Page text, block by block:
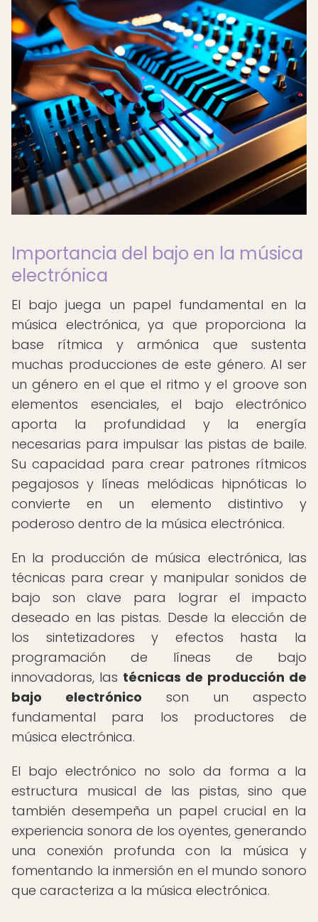
Importancia del bajo en la música
electrónica
El bajo juega un papel fundamental en la
música electrónica, ya que proporciona la
base rítmica y armónica que sustenta
muchas producciones de este género. Al ser
un género en el que el ritmo y el groove son
elementos esenciales, el bajo electrónico
aporta la profundidad y la energía
necesarias para impulsar las pistas de baile.
Su capacidad para crear patrones rítmicos
pegajosos y líneas melódicas hipnóticas lo
convierte en un elemento distintivo y
poderoso dentro de la música electrónica.
En la producción de música electrónica, las
técnicas para crear y manipular sonidos de
bajo son clave para lograr el impacto
deseado en las pistas. Desde la elección de
los sintetizadores y efectos hasta la
programación de líneas de bajo
innovadoras, las técnicas de producción de
bajo electrónico son un aspecto
fundamental para los productores de
música electrónica.
El bajo electrónico no solo da forma a la
estructura musical de las pistas, sino que
también desempeña un papel crucial en la
experiencia sonora de los oyentes, generando
una conexión profunda con la música y
fomentando la inmersión en el mundo sonoro
que caracteriza a la música electrónica.